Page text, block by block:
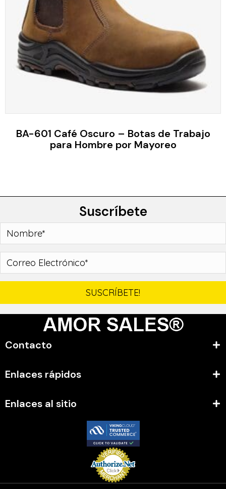
BA-601 Café Oscuro – Botas de Trabajo
para Hombre por Mayoreo
Suscríbete
SUSCRÍBETE!
Contacto
Enlaces rápidos
Enlaces al sitio